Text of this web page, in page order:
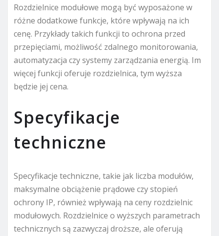
Rozdzielnice modułowe mogą być wyposażone w
różne dodatkowe funkcje, które wpływają na ich
cenę. Przykłady takich funkcji to ochrona przed
przepięciami, możliwość zdalnego monitorowania,
automatyzacja czy systemy zarządzania energią. Im
więcej funkcji oferuje rozdzielnica, tym wyższa
będzie jej cena.
Specyfikacje
techniczne
Specyfikacje techniczne, takie jak liczba modułów,
maksymalne obciążenie prądowe czy stopień
ochrony IP, również wpływają na ceny rozdzielnic
modułowych. Rozdzielnice o wyższych parametrach
technicznych są zazwyczaj droższe, ale oferują